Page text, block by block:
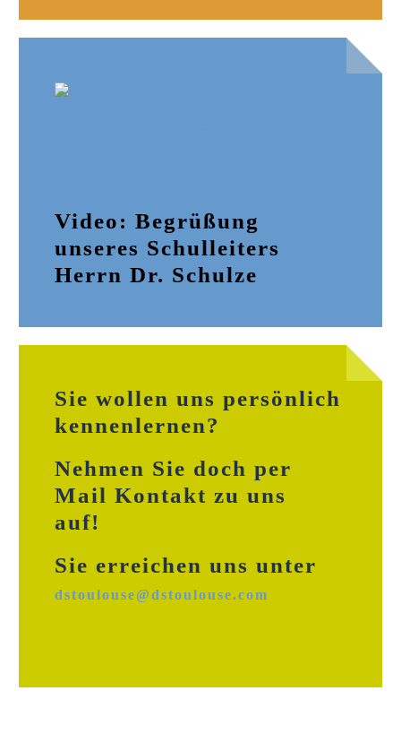
Video: Begrüßung
unseres Schulleiters
Herrn Dr. Schulze
Sie wollen uns persönlich
kennenlernen?
Nehmen Sie doch per
Mail Kontakt zu uns
auf!
Sie erreichen uns unter
dstoulouse@dstoulouse.com